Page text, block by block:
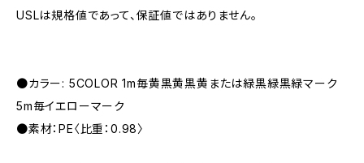
USLは規格値であって、保証値ではありません。
●カラー: 5COLOR 1m毎黄黒黄黒黄または緑黒緑黒緑マーク
5m毎イエローマーク
●素材：PE〈比重：0.98〉